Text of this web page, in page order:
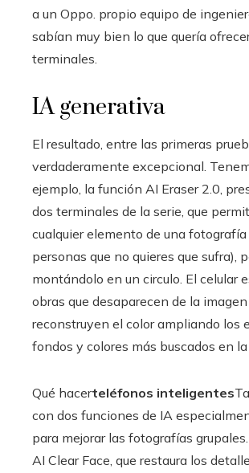
a un Oppo. propio equipo de
sabían muy bien lo que quería
terminales.
IA generativa
El resultado, entre las primeras
verdaderamente excepcional.
ejemplo, la función AI Eraser 2.0,
dos terminales de la serie, que
cualquier elemento de una
personas que no quieres que sufra),
montándolo en un circulo. El celular
obras que desaparecen de la
reconstruyen el color ampliando los
fondos y colores más buscados en
Qué hacerteléfonos inteligentes
con dos funciones de IA
para mejorar las fotografías
AI Clear Face, que restaura los